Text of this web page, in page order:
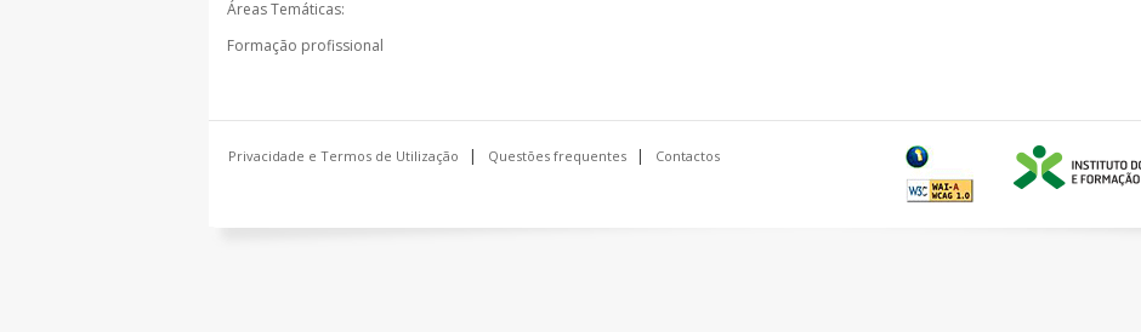
Áreas Temáticas:
Formação profissional
Privacidade e Termos de Utilização Questões frequentes Contactos